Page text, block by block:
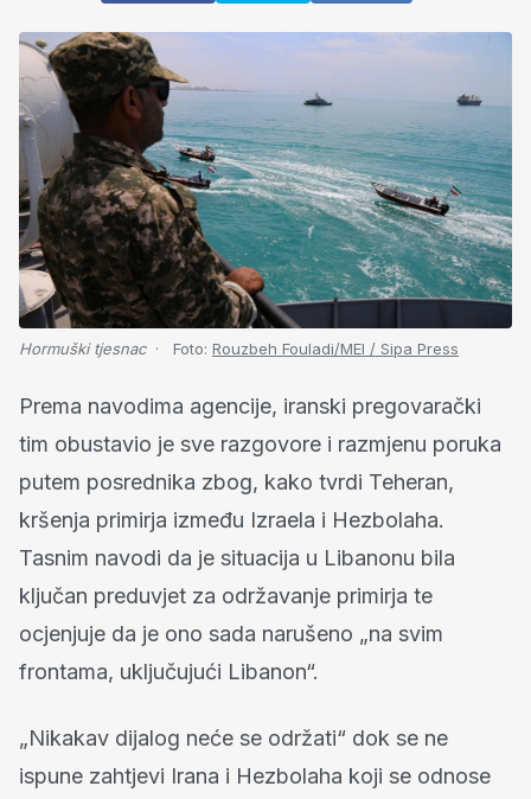
Hormuški tjesnac Foto: Rouzbeh Fouladi/MEI / Sipa Press
Prema navodima agencije, iranski pregovarački
tim obustavio je sve razgovore i razmjenu poruka
putem posrednika zbog, kako tvrdi Teheran,
kršenja primirja između Izraela i Hezbolaha.
Tasnim navodi da je situacija u Libanonu bila
ključan preduvjet za održavanje primirja te
ocjenjuje da je ono sada narušeno „na svim
frontama, uključujući Libanon“.
„Nikakav dijalog neće se održati“ dok se ne
ispune zahtjevi Irana i Hezbolaha koji se odnose